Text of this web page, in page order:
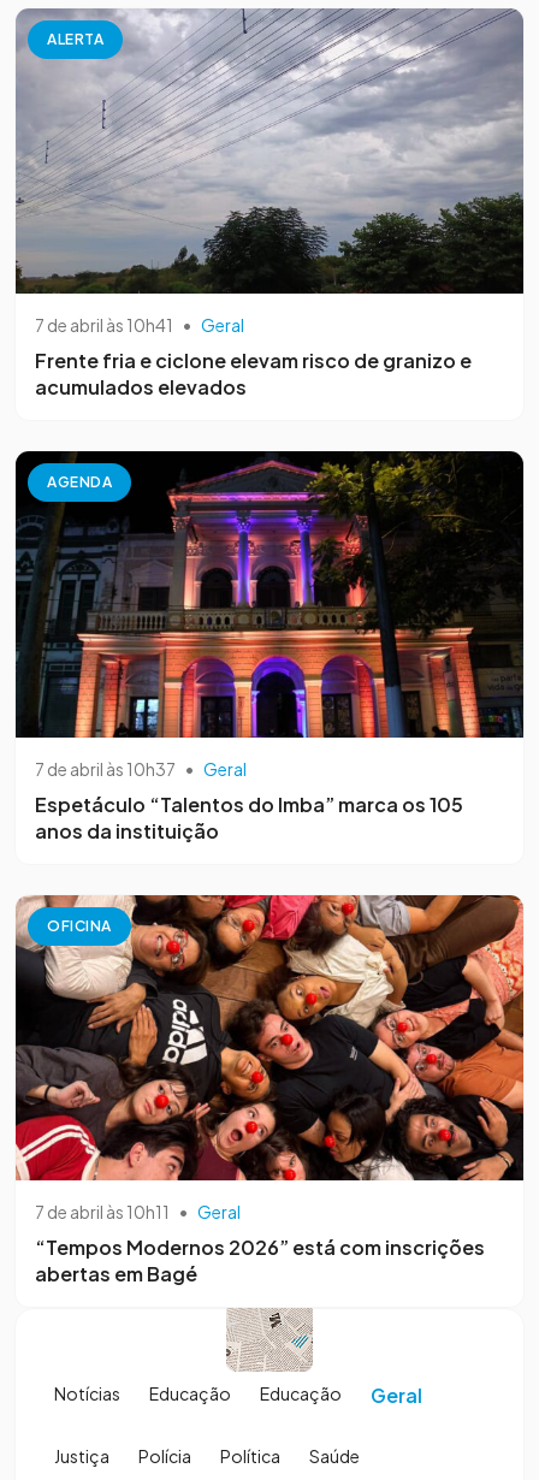
ALERTA
7 de abril às 10h41 • Geral
Frente fria e ciclone elevam risco de granizo e
acumulados elevados
AGENDA
7 de abril às 10h37 • Geral
Espetáculo “Talentos do Imba” marca os 105
anos da instituição
OFICINA
7 de abril às 10h11 • Geral
“Tempos Modernos 2026” está com inscrições
abertas em Bagé
Notícias Educação Educação Geral
Justiça Polícia Política Saúde